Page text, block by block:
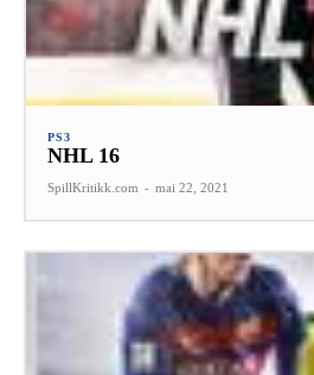
PS3
NHL 16
SpillKritikk.com - mai 22, 2021